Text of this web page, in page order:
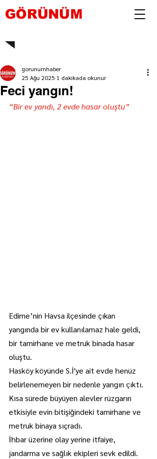
GÖRÜNÜM
Feci yangın!
gorunumhaber
25 Ağu 2025 1 dakikada okunur
“Bir ev yandı, 2 evde hasar oluştu”
Edirne’nin Havsa ilçesinde çıkan
yangında bir ev kullanılamaz hale geldi,
bir tamirhane ve metruk binada hasar
oluştu.
Hasköy köyünde S.İ'ye ait evde henüz
belirlenemeyen bir nedenle yangın çıktı.
Kısa sürede büyüyen alevler rüzgarın
etkisiyle evin bitişiğindeki tamirhane ve
metruk binaya sıçradı.
İhbar üzerine olay yerine itfaiye,
jandarma ve sağlık ekipleri sevk edildi.